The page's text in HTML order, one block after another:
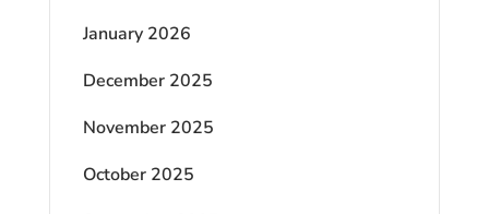
January 2026
December 2025
November 2025
October 2025